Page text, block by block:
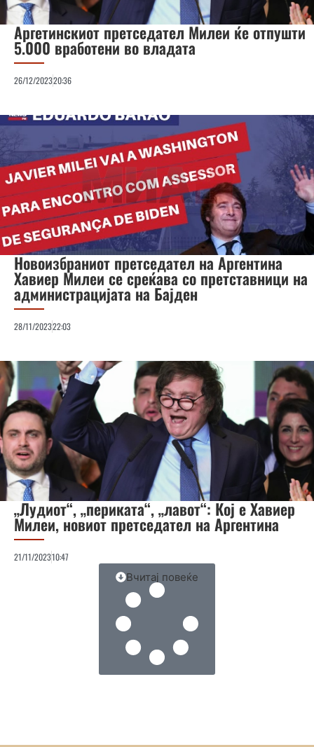
Аргетинскиот претседател Милеи ќе отпушти
5.000 вработени во владата
26/12/202320:36
Новоизбраниот претседател на Аргентина
Хавиер Милеи се среќава со претставници на
администрацијата на Бајден
28/11/202322:03
„Лудиот“, „периката“, „лавот“: Кој е Хавиер
Милеи, новиот претседател на Аргентина
21/11/202310:47
Вчитај повеќе